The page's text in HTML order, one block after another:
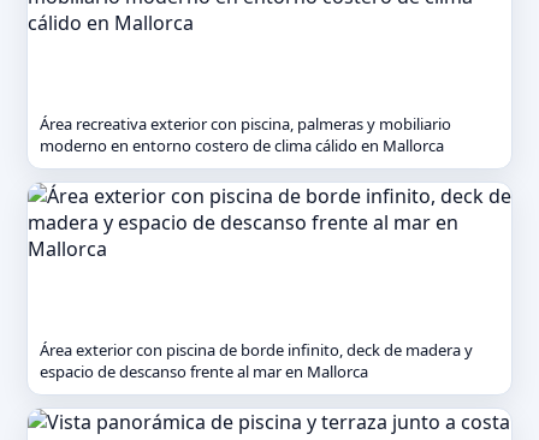
Área recreativa exterior con piscina, palmeras y mobiliario
moderno en entorno costero de clima cálido en Mallorca
Área exterior con piscina de borde infinito, deck de madera y
espacio de descanso frente al mar en Mallorca